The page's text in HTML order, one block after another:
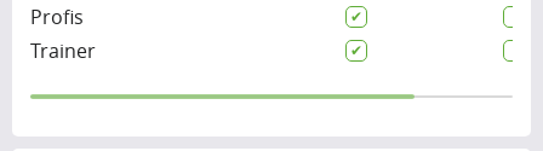
Profis
Trainer